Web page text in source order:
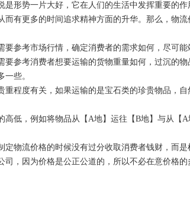
是形势一片大好，它在人们的生活中发挥重要的
而有更多的时间追求精神方面的升华。那么，物
要参考市场行情，确定消费者的需求如何，尽可能
参考消费者想要运输的货物重量如何，过沉的
些。
程度有关，如果运输的是宝石类的珍贵物品，
低，例如将物品从【A地】运往【B地】与从【
定物流价格的时候没有过分收取消费者钱财，而
司，因为价格是公正公道的，所以不必在意价格